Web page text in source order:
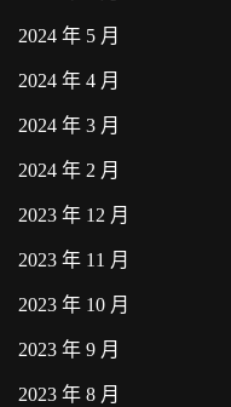
2024 年 5 月
2024 年 4 月
2024 年 3 月
2024 年 2 月
2023 年 12 月
2023 年 11 月
2023 年 10 月
2023 年 9 月
2023 年 8 月